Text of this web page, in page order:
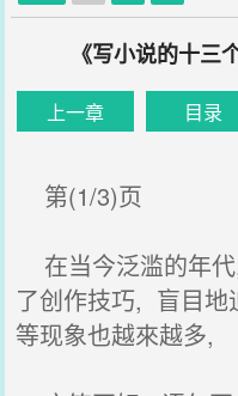
《写小说的十三
上一章 目录
第(1/3)页
在当今泛滥的年
了创作技巧, 盲目地
等现象也越來越多,